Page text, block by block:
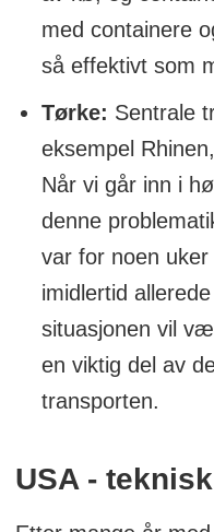
med containere
så effektivt som
Tørke: Sentrale
eksempel
Når vi går inn i
denne
var for noen
imidlertid
situasjonen vil
en viktig del av
transporten.
USA -